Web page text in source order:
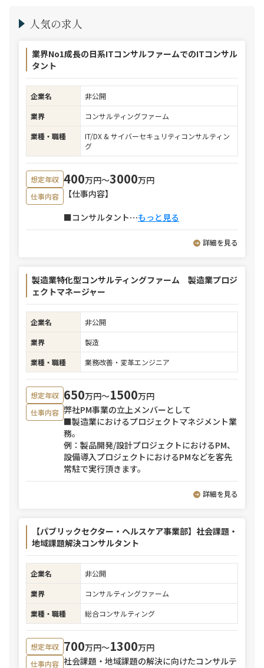
人気の求人
業界No1成長の日系ITコンサルファームでのITコンサル
タント
企業名
非公開
業界
コンサルティングファーム
業種・職種
IT/DX & サイバーセキュリティコンサルティン
グ
想定年収 400万円〜3000万円
仕事内容
【仕事内容】
■コンサルタント⋯もっと見る
詳細を見る
製造業特化型コンサルティングファーム 製造業プロジ
ェクトマネージャー
企業名
非公開
業界
製造
業種・職種
業務改善・変革エンジニア
想定年収 650万円〜1500万円
仕事内容 弊社PM事業の立上メンバーとして
■製造業におけるプロジェクトマネジメント業
務。
例：製品開発/設計プロジェクトにおけるPM、
設備導入プロジェクトにおけるPMなどを客先
常駐で実行頂きます。
詳細を見る
【パブリックセクター・ヘルスケア事業部】社会課題・
地域課題解決コンサルタント
企業名
非公開
業界
コンサルティングファーム
業種・職種
総合コンサルティング
想定年収 700万円〜1300万円
仕事内容 社会課題・地域課題の解決に向けたコンサルテ